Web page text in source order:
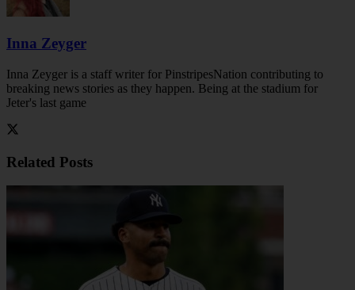
Inna Zeyger
Inna Zeyger is a staff writer for PinstripesNation contributing to
breaking news stories as they happen. Being at the stadium for
Jeter's last game
Related Posts